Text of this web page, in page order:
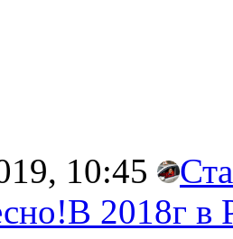
10:45
2018г в